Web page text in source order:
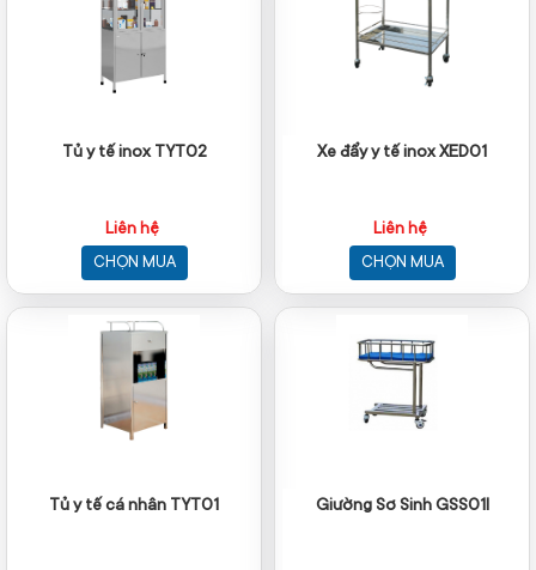
Tủ y tế inox TYT02
Liên hệ
CHỌN MUA
Xe đẩy y tế inox XED01
Liên hệ
CHỌN MUA
Tủ y tế cá nhân TYT01 Giường Sơ Sinh GSS01I